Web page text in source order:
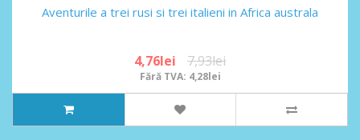
Aventurile a trei rusi si trei italieni in Africa australa
4,76lei 7,93lei
Fără TVA: 4,28lei